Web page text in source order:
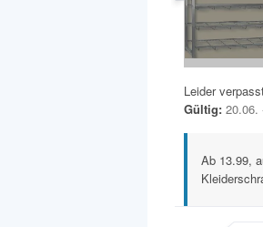
Leider
Gültig: 20.06.
Ab 13.99,